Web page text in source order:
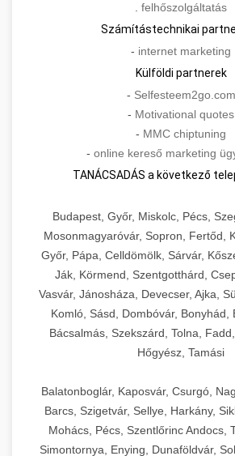
. felhőszolgáltatás
Számítástechnikai
- internet marketing
Külföldi partnerek
- Selfesteem2go.com
- Motivational quotes
- MMC chiptuning
- online kereső marketing
TANÁCSADÁS a következő
Budapest, Győr, Miskolc, Pécs,
Mosonmagyaróvár, Sopron, Fertőd,
Győr, Pápa, Celldömölk, Sárvár,
Ják, Körmend, Szentgotthárd,
Vasvár, Jánosháza, Devecser, Ajka,
Komló, Sásd, Dombóvár, Bonyhád,
Bácsalmás, Szekszárd, Tolna,
Hőgyész, Tamási
Balatonboglár, Kaposvár, Csurgó,
Barcs, Szigetvár, Sellye, Harkány,
Mohács, Pécs, Szentlőrinc Andocs,
Simontornya, Enying, Dunaföldvár,